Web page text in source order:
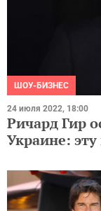
ШОУ-БИЗНЕС
24 июля 2022, 18:00
Ричард Гир
Украине: